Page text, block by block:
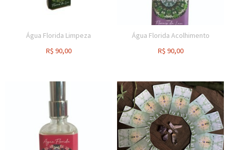
Água Florida Limpeza
R$ 90,00
Água Florida Acolhimento
R$ 90,00